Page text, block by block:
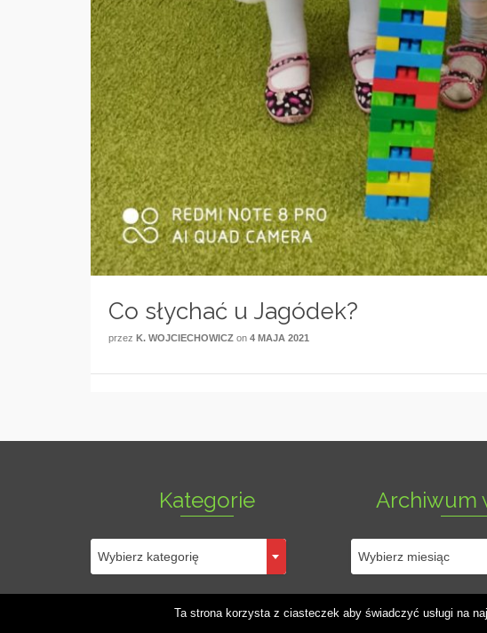
Co słychać u Jagódek?
przez K. WOJCIECHOWICZ on 4 MAJA 2021
Kategorie
Wybierz kategorię
Archiwum
wpisów
Wybierz miesiąc
Ta strona korzysta z ciasteczek aby świadczyć usługi na